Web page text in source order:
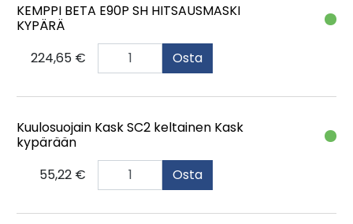
KEMPPI BETA E90P SH HITSAUSMASKI
KYPÄRÄ
224,65 €
Osta
Kuulosuojain Kask SC2 keltainen Kask
kypärään
55,22 €
Osta